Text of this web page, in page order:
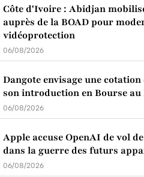
Côte d'Ivoire : Abidjan
auprès de la BOAD pour
vidéoprotection
06/08/2026
Dangote envisage une
son introduction en Bourse
06/08/2026
Apple accuse OpenAI de vol
dans la guerre des futurs
06/08/2026